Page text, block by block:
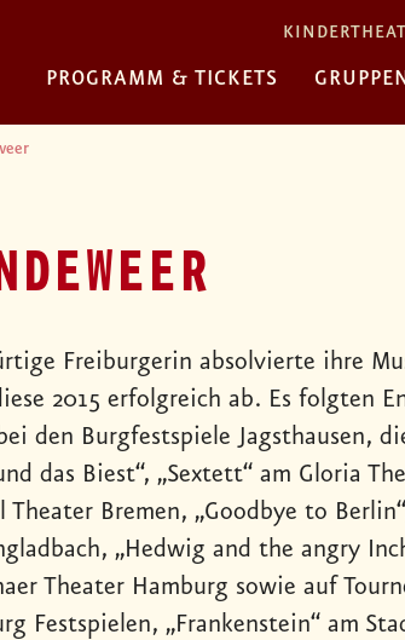
PROGRAMM & TICKETS
Freiburgerin absolvierte ihre
2015 erfolgreich ab. Es folgten
den Burgfestspiele Jagsthausen,
das Biest“, „Sextett“ am Gloria
Theater Bremen, „Goodbye to
„Hedwig and the angry
Theater Hamburg sowie auf
Festspielen, „Frankenstein“ am